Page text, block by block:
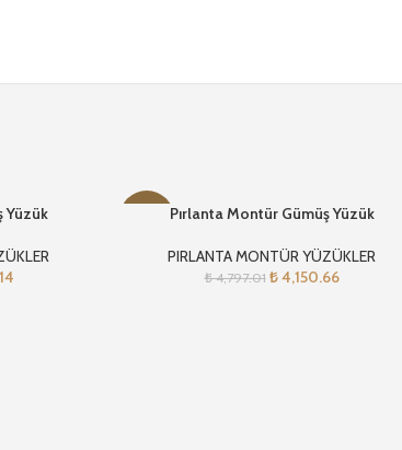
Yüzük Pırlanta Montür Gümüş Yüzük
PIRLANTA MONTÜR YÜZÜKLER
₺4,797.01 ₺4,150.66